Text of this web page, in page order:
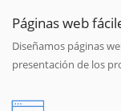
Páginas web
Diseñamos páginas
presentación de los